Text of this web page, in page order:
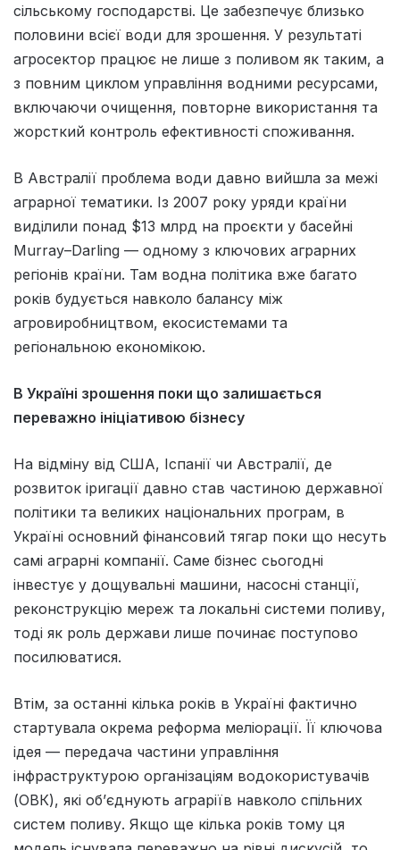
сільському господарстві. Це забезпечує близько
половини всієї води для зрошення. У результаті
агросектор працює не лише з поливом як таким, а
з повним циклом управління водними ресурсами,
включаючи очищення, повторне використання та
жорсткий контроль ефективності споживання.
В Австралії проблема води давно вийшла за межі
аграрної тематики. Із 2007 року уряди країни
виділили понад $13 млрд на проєкти у басейні
Murray–Darling — одному з ключових аграрних
регіонів країни. Там водна політика вже багато
років будується навколо балансу між
агровиробництвом, екосистемами та
регіональною економікою.
В Україні зрошення поки що залишається
переважно ініціативою бізнесу
На відміну від США, Іспанії чи Австралії, де
розвиток іригації давно став частиною державної
політики та великих національних програм, в
Україні основний фінансовий тягар поки що несуть
самі аграрні компанії. Саме бізнес сьогодні
інвестує у дощувальні машини, насосні станції,
реконструкцію мереж та локальні системи поливу,
тоді як роль держави лише починає поступово
посилюватися.
Втім, за останні кілька років в Україні фактично
стартувала окрема реформа меліорації. Її ключова
ідея — передача частини управління
інфраструктурою організаціям водокористувачів
(ОВК), які об’єднують аграріїв навколо спільних
систем поливу. Якщо ще кілька років тому ця